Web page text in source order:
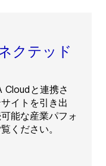
クテッド
Cloudと連携さ
イトを引き出
能な産業パフォ
ください。